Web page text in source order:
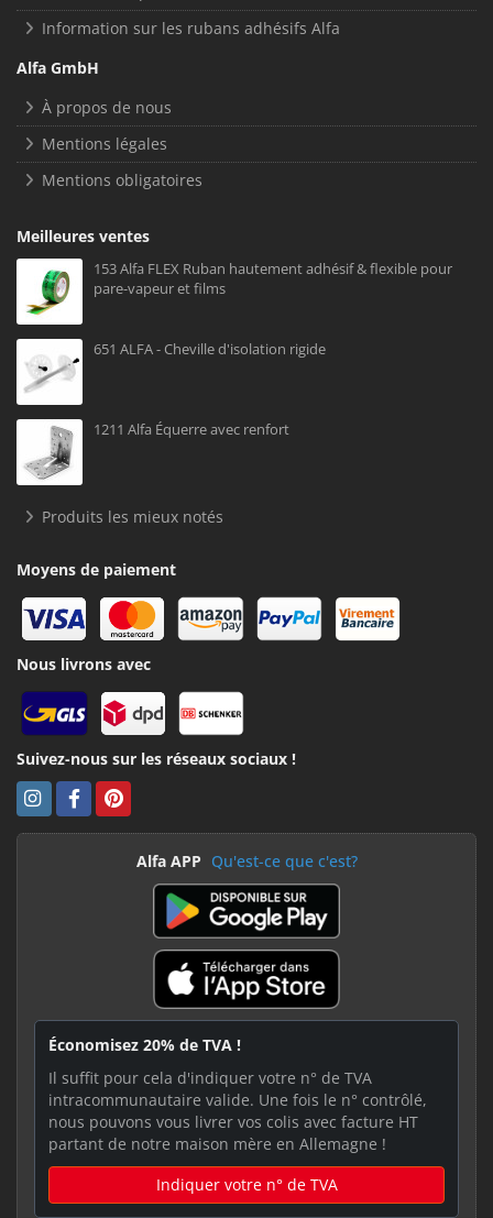
Information sur les rubans adhésifs Alfa
Alfa GmbH
À propos de nous
Mentions légales
Mentions obligatoires
Meilleures ventes
153 Alfa FLEX Ruban hautement adhésif & flexible pour
pare-vapeur et films
651 ALFA - Cheville d'isolation rigide
1211 Alfa Équerre avec renfort
Produits les mieux notés
Moyens de paiement
Nous livrons avec
Suivez-nous sur les réseaux sociaux !
Alfa APP Qu'est-ce que c'est?
Économisez 20% de TVA !
Il suffit pour cela d'indiquer votre n° de TVA
intracommunautaire valide. Une fois le n° contrôlé,
nous pouvons vous livrer vos colis avec facture HT
partant de notre maison mère en Allemagne !
Indiquer votre n° de TVA